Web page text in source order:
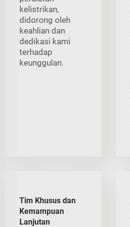
kelistrikan,
didorong oleh
keahlian dan
dedikasi kami
terhadap
keunggulan.
Tim Khusus dan
Kemampuan
Lanjutan